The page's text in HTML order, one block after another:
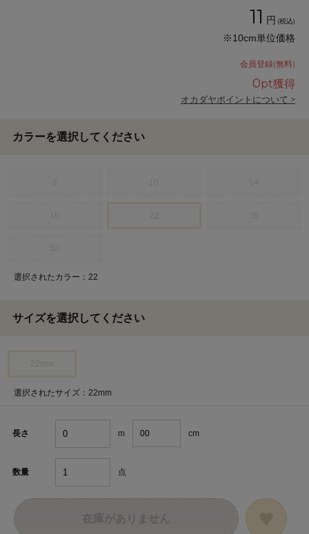
11 円 (税込)
※10cm単位価格
会員登録(無料)
0pt獲得
オカダヤポイントについて >
カラーを選択してください
選択されたカラー：22
サイズを選択してください
選択されたサイズ：22mm
長さ m cm
数量 点